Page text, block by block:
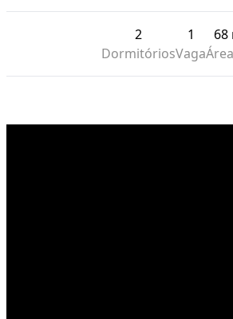
2
Dormitórios
1
Vaga
68